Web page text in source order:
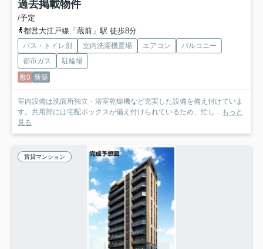
過去掲載物件
/予定
都営大江戸線「蔵前」駅 徒歩8分
バス・トイレ別 室内洗濯機置場 エアコン
バルコニー
都市ガス
駐輪場
敷0 新築
室内設備は洗面所独立・浴室乾燥機など充実した設備を備え付けていま
す。共用部には宅配ボックスが備え付けられているため、忙し... もっと
見る
賃貸マンション